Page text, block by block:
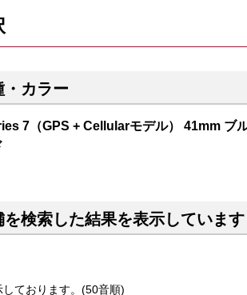
・カラー
7（GPS + Cellularモデル） 41mm ブ
を検索した結果を表示しています
ております。(50音順)